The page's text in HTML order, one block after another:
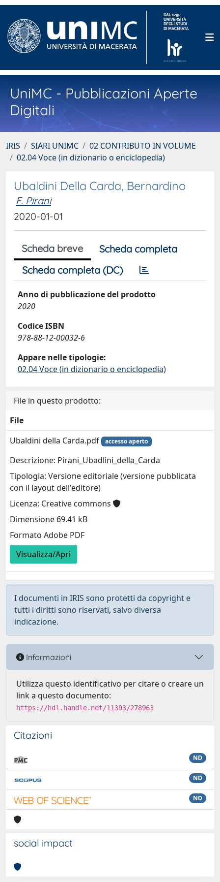
UniMC - Pubblicazioni Aperte
Digitali
IRIS SIARI UNIMC
02 CONTRIBUTO IN VOLUME
02.04 Voce (in dizionario o enciclopedia)
Ubaldini Della Carda, Bernardino
F. Pirani
2020-01-01
Scheda breve
Scheda completa
Scheda completa (DC)
Anno di pubblicazione del prodotto
2020
Codice ISBN
978-88-12-00032-6
Appare nelle tipologie:
02.04 Voce (in dizionario o enciclopedia)
File in questo prodotto:
File
Ubaldini della Carda.pdf
accesso aperto
Descrizione: Pirani_Ubadlini_della_Carda
Tipologia: Versione editoriale (versione pubblicata
con il layout dell'editore)
Licenza: Creative commons
Dimensione 69.41 kB
Formato Adobe PDF
Visualizza/Apri
I documenti in IRIS sono protetti da copyright e
tutti i diritti sono riservati, salvo diversa
indicazione.
Informazioni
Utilizza questo identificativo per citare o creare un
link a questo documento:
https://hdl.handle.net/11393/278963
Citazioni
ND
ND
ND
social impact